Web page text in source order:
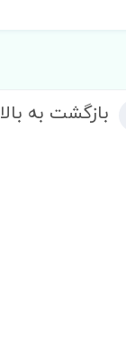
بازگشت به بالا